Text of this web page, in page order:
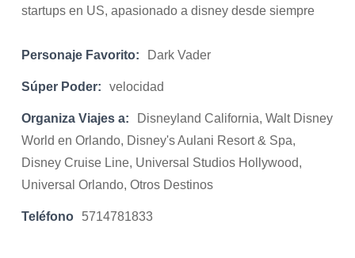
startups en US, apasionado a disney desde siempre
Personaje Favorito: Dark Vader
Súper Poder: velocidad
Organiza Viajes a:
Disneyland California, Walt Disney
World en Orlando, Disney's Aulani Resort & Spa,
Disney Cruise Line, Universal Studios Hollywood,
Universal Orlando, Otros Destinos
Teléfono 5714781833